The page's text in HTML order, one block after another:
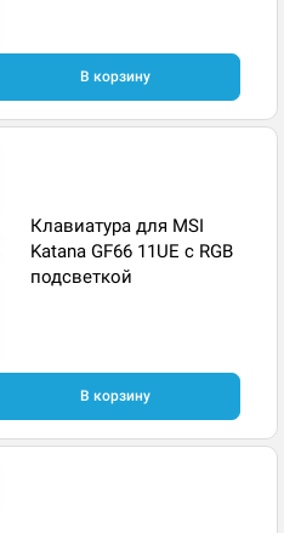
В корзину
Клавиатура для MSI
Katana GF66 11UE с RGB
подсветкой
В корзину